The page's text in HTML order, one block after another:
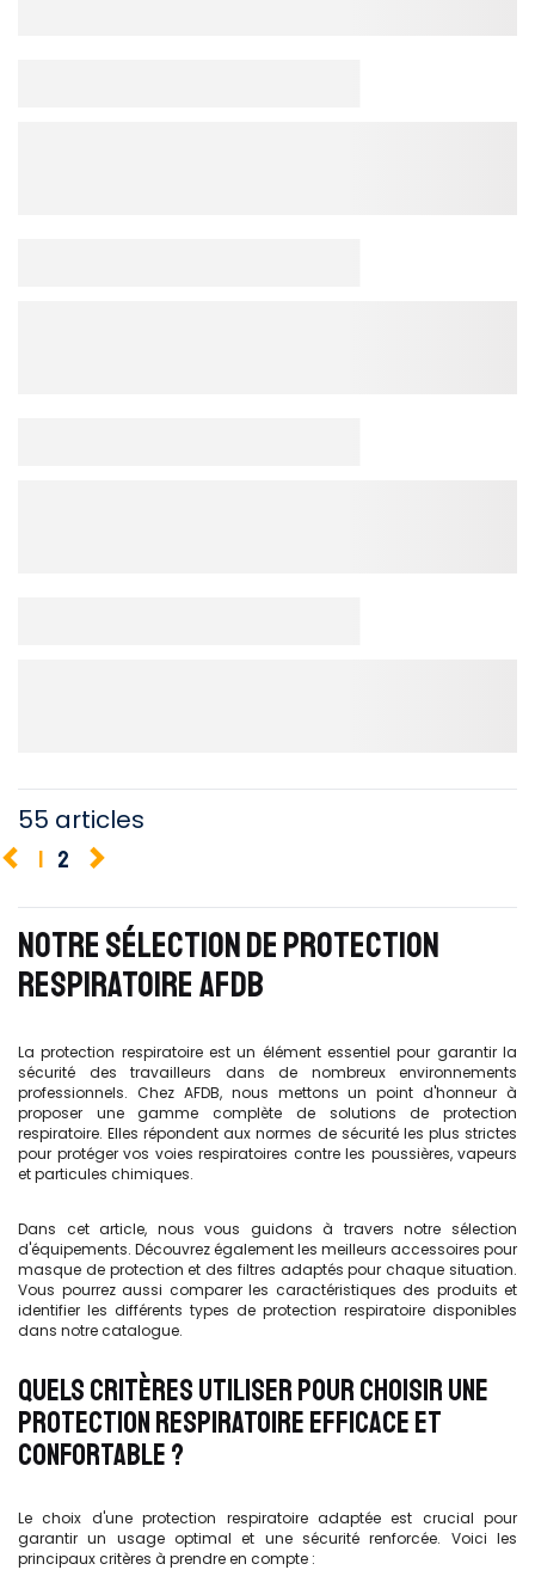
55 articles
1 2
NOTRE SÉLECTION DE PROTECTION
RESPIRATOIRE AFDB
La protection respiratoire est un élément essentiel pour garantir la
sécurité des travailleurs dans de nombreux environnements
professionnels. Chez AFDB, nous mettons un point d'honneur à
proposer une gamme complète de solutions de protection
respiratoire. Elles répondent aux normes de sécurité les plus strictes
pour protéger vos voies respiratoires contre les poussières, vapeurs
et particules chimiques.
Dans cet article, nous vous guidons à travers notre sélection
d'équipements. Découvrez également les meilleurs accessoires pour
masque de protection et des filtres adaptés pour chaque situation.
Vous pourrez aussi comparer les caractéristiques des produits et
identifier les différents types de protection respiratoire disponibles
dans notre catalogue.
QUELS CRITÈRES UTILISER POUR CHOISIR UNE
PROTECTION RESPIRATOIRE EFFICACE ET
CONFORTABLE ?
Le choix d'une protection respiratoire adaptée est crucial pour
garantir un usage optimal et une sécurité renforcée. Voici les
principaux critères à prendre en compte :